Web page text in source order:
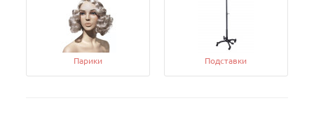
Парики Подставки